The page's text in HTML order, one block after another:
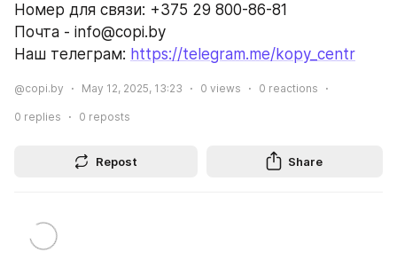
Номер для связи: +375 29 800-86-81
Почта - info@copi.by
Наш телеграм: https://telegram.me/kopy_centr
@copi.by May 12, 2025, 13:23 0 views 0 reactions
0 replies 0 reposts
Repost Share